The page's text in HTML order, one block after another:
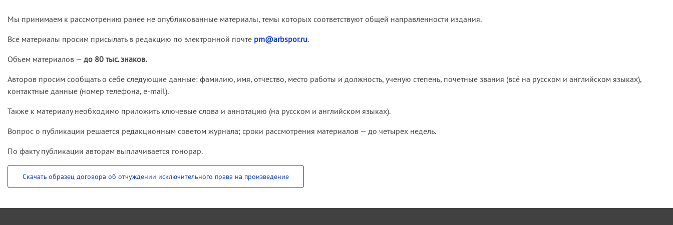
Мы принимаем к рассмотрению ранее не опубликованные материалы, темы которых соответствуют общей направленности издания.
Все материалы просим присылать в редакцию по электронной почте pm@arbspor.ru.
Объем материалов — до 80 тыс. знаков.
Авторов просим сообщать о себе следующие данные: фамилию, имя, отчество, место работы и должность, ученую степень, почетные звания (всё на русском и английском языках),
контактные данные (номер телефона, e-mail).
Также к материалу необходимо приложить ключевые слова и аннотацию (на русском и английском языках).
Вопрос о публикации решается редакционным советом журнала; сроки рассмотрения материалов — до четырех недель.
По факту публикации авторам выплачивается гонорар.
Скачать образец договора об отчуждении исключительного права на произведение